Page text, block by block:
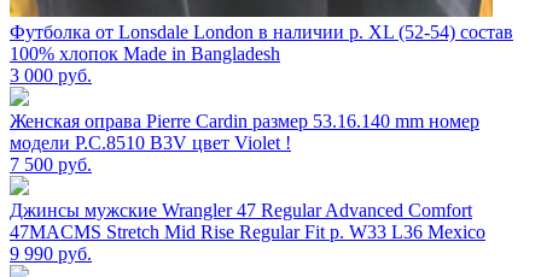
Футболка от Lonsdale London в наличии р. XL (52-54) состав
100% хлопок Made in Bangladesh
3 000 руб.
Женская оправа Pierre Cardin размер 53.16.140 mm номер
модели P.C.8510 B3V цвет Violet !
7 500 руб.
Джинсы мужские Wrangler 47 Regular Advanced Comfort
47MACMS Stretch Mid Rise Regular Fit р. W33 L36 Mexico
9 990 руб.